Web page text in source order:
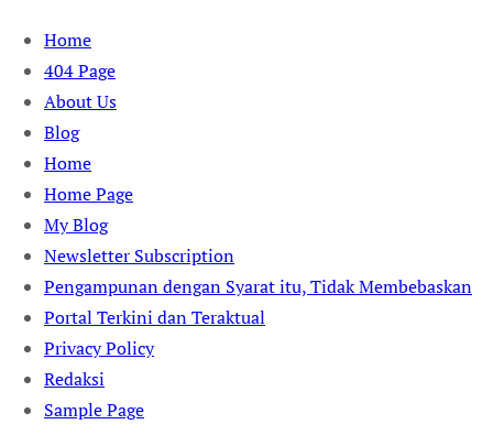
Skip
content
Home
404 Page
About Us
Blog
Home
Home Page
My Blog
Newsletter Subscription
Pengampunan dengan Syarat itu, Tidak Membebaskan
Portal Terkini dan Teraktual
Privacy Policy
Redaksi
Sample Page